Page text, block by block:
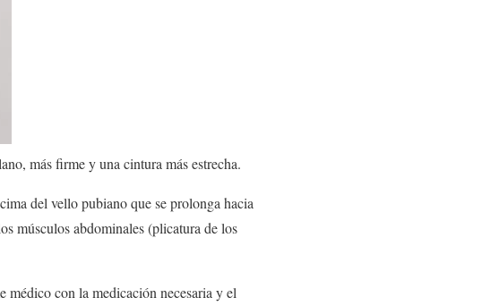
más firme y una cintura más estrecha.
del vello pubiano que se prolonga hacia
músculos abdominales (plicatura de los
médico con la medicación necesaria y el